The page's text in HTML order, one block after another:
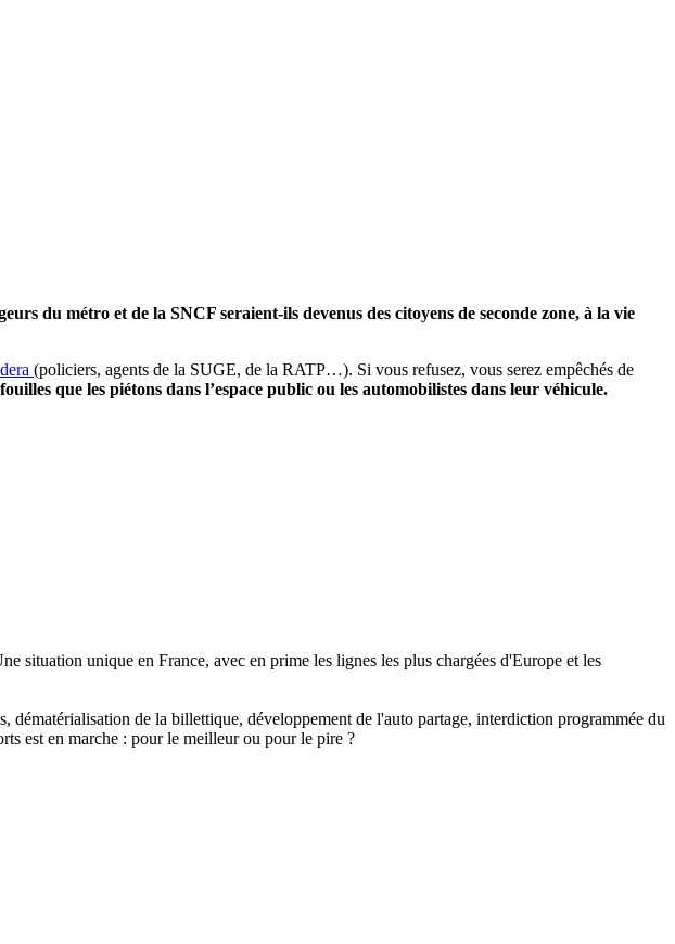
du métro et de la SNCF seraient-ils devenus des citoyens de seconde zone, à la vie
(policiers, agents de la SUGE, de la RATP…). Si vous refusez, vous serez empêchés de
que les piétons dans l’espace public ou les automobilistes dans leur véhicule.
situation unique en France, avec en prime les lignes les plus chargées d'Europe et les
dématérialisation de la billettique, développement de l'auto partage, interdiction programmée du
est en marche : pour le meilleur ou pour le pire ?